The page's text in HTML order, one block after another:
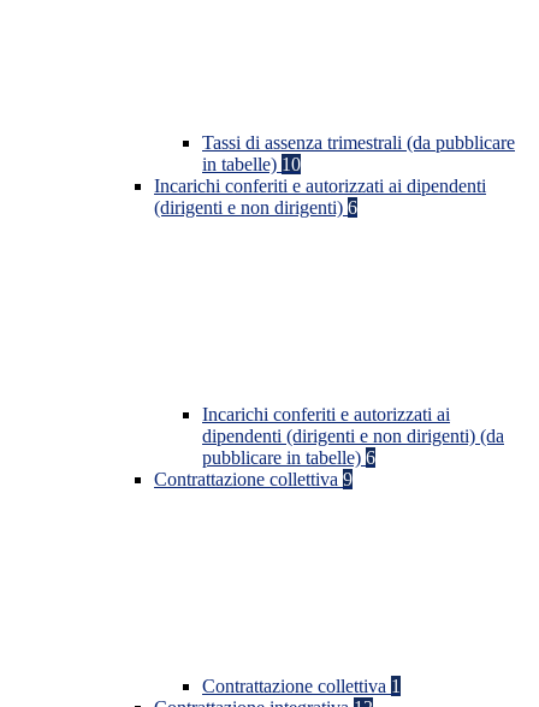
Tassi di assenza trimestrali (da pubblicare
in tabelle) 10
Incarichi conferiti e autorizzati ai dipendenti
(dirigenti e non dirigenti) 6
Incarichi conferiti e autorizzati ai
dipendenti (dirigenti e non dirigenti) (da
pubblicare in tabelle) 6
Contrattazione collettiva 9
Contrattazione collettiva 1